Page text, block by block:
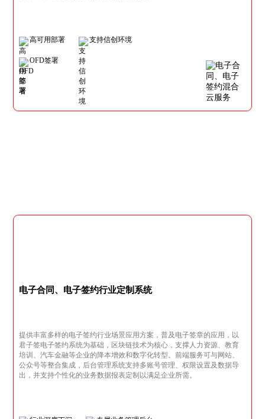
高可用部署 支持信创环境
OFD签署
电子合同、电子签约行业定制系统
提供丰富多样的电子签约行业场景应用方案，普及电子签章的应用，以
君子签电子签约系统为基础，区块链技术为核心，支撑人力资源、教育
培训、汽车金融等企业的降本增效和数字化转型。前端服务可与网站、
公众号等整合集成，后台管理系统支持多账号管理、权限设置及数据导
出，并支持个性化的业务数据报表定制以满足企业所需。